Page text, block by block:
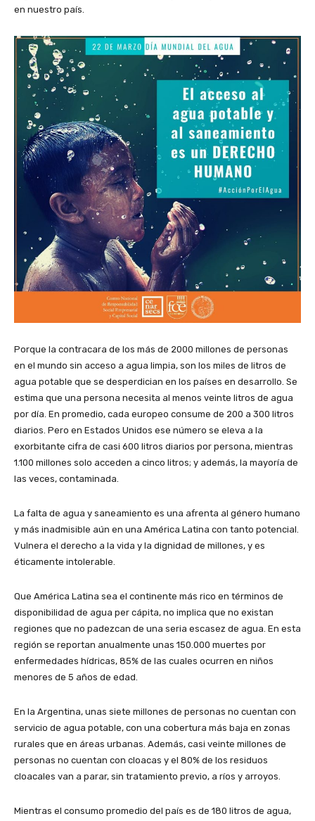
en nuestro país.
Porque la contracara de los más de 2000 millones de personas
en el mundo sin acceso a agua limpia, son los miles de litros de
agua potable que se desperdician en los países en desarrollo. Se
estima que una persona necesita al menos veinte litros de agua
por día. En promedio, cada europeo consume de 200 a 300 litros
diarios. Pero en Estados Unidos ese número se eleva a la
exorbitante cifra de casi 600 litros diarios por persona, mientras
1.100 millones solo acceden a cinco litros; y además, la mayoría de
las veces, contaminada.
La falta de agua y saneamiento es una afrenta al género humano
y más inadmisible aún en una América Latina con tanto potencial.
Vulnera el derecho a la vida y la dignidad de millones, y es
éticamente intolerable.
Que América Latina sea el continente más rico en términos de
disponibilidad de agua per cápita, no implica que no existan
regiones que no padezcan de una seria escasez de agua. En esta
región se reportan anualmente unas 150.000 muertes por
enfermedades hídricas, 85% de las cuales ocurren en niños
menores de 5 años de edad.
En la Argentina, unas siete millones de personas no cuentan con
servicio de agua potable, con una cobertura más baja en zonas
rurales que en áreas urbanas. Además, casi veinte millones de
personas no cuentan con cloacas y el 80% de los residuos
cloacales van a parar, sin tratamiento previo, a ríos y arroyos.
Mientras el consumo promedio del país es de 180 litros de agua,